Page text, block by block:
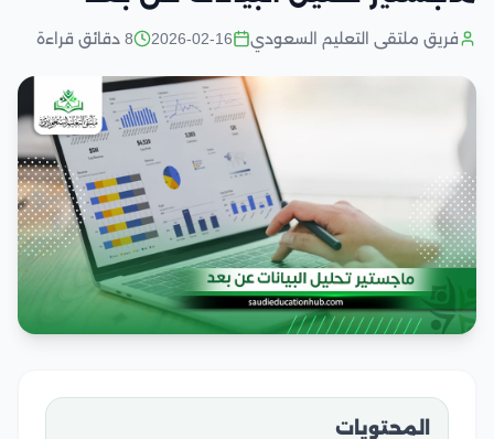
فريق ملتقى التعليم السعودي 2026-02-16 8 دقائق قراءة
المحتويات